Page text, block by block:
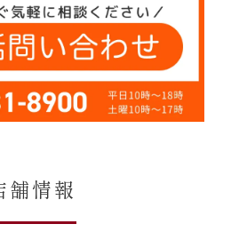
舗情報